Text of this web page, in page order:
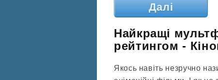
Далі
Найкращі
рейтингом -
Якось навіть незручно